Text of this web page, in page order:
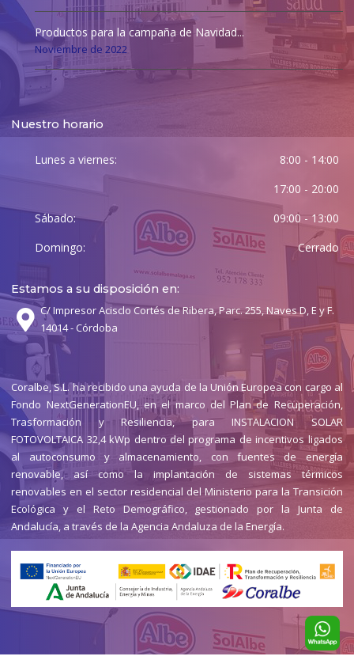
Productos para la campaña de Navidad...
Noviembre de 2022
Nuestro horario
Lunes a viernes:
8:00 - 14:00
17:00 - 20:00
Sábado:
09:00 - 13:00
Domingo:
Cerrado
Estamos a su disposición en:
C/ Impresor Acisclo Cortés de Ribera, Parc. 255, Naves D, E y F.
14014 - Córdoba
Coralbe, S.L. ha recibido una ayuda de la Unión Europea con cargo al
Fondo NextGenerationEU, en el marco del Plan de Recuperación,
Trasformación y Resiliencia, para INSTALACION SOLAR
FOTOVOLTAICA 32,4 kWp dentro del programa de incentivos ligados
al autoconsumo y almacenamiento, con fuentes de energía
renovable, así como la implantación de sistemas térmicos
renovables en el sector residencial del Ministerio para la Transición
Ecológica y el Reto Demográfico, gestionado por la Junta de
Andalucía, a través de la Agencia Andaluza de la Energía.